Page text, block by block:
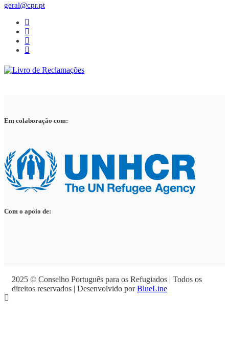
geral@cpr.pt
Em colaboração com:
Com o apoio de:
2025 © Conselho Português para os Refugiados | Todos os
direitos reservados | Desenvolvido porBlueLine